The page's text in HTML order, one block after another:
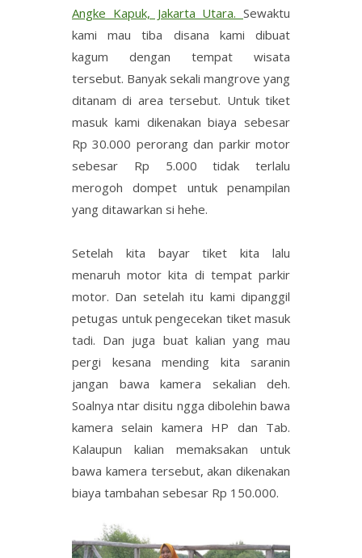
Angke Kapuk, Jakarta Utara. Sewaktu
kami mau tiba disana kami dibuat
kagum dengan tempat wisata
tersebut. Banyak sekali mangrove yang
ditanam di area tersebut. Untuk tiket
masuk kami dikenakan biaya sebesar
Rp 30.000 perorang dan parkir motor
sebesar Rp 5.000 tidak terlalu
merogoh dompet untuk penampilan
yang ditawarkan si hehe.
Setelah kita bayar tiket kita lalu
menaruh motor kita di tempat parkir
motor. Dan setelah itu kami dipanggil
petugas untuk pengecekan tiket masuk
tadi. Dan juga buat kalian yang mau
pergi kesana mending kita saranin
jangan bawa kamera sekalian deh.
Soalnya ntar disitu ngga dibolehin bawa
kamera selain kamera HP dan Tab.
Kalaupun kalian memaksakan untuk
bawa kamera tersebut, akan dikenakan
biaya tambahan sebesar Rp 150.000.